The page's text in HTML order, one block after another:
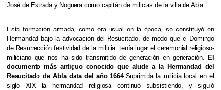
José de Estrada y Noguera como capitán de milicias de la villa de Abla.
Esta formación armada, como era usual en la época, se constituyó en
Hermandad bajo la advocación del Resucitado, de modo que el Domingo
de Resurrección festividad de la milicia tenía lugar el ceremonial religioso-
miliciano que nos ha sido transmitido de generación en generación.
El
documento más antiguo conocido que alude a la Hermandad del
Resucitado de Abla data del año 1664. Suprimida la milicia local en el
siglo XIX la hermandad religiosa continuó subsistiendo, y siguió